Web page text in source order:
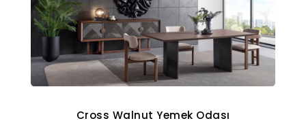
Cross Walnut Yemek Odası